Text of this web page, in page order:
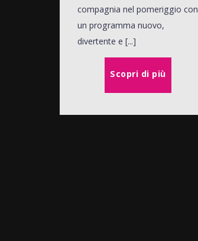
compagnia nel pomeriggio con
un programma nuovo,
divertente e [...]
Scopri di più